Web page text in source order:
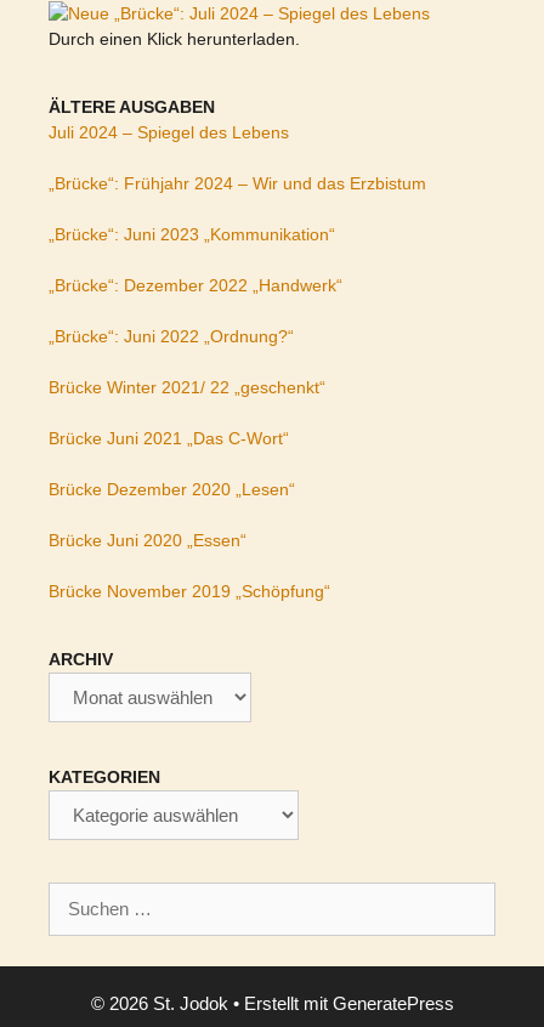
Durch einen Klick herunterladen.
ÄLTERE AUSGABEN
Juli 2024 – Spiegel des Lebens
„Brücke“: Frühjahr 2024 – Wir und das Erzbistum
„Brücke“: Juni 2023 „Kommunikation“
„Brücke“: Dezember 2022 „Handwerk“
„Brücke“: Juni 2022 „Ordnung?“
Brücke Winter 2021/ 22 „geschenkt“
Brücke Juni 2021 „Das C-Wort“
Brücke Dezember 2020 „Lesen“
Brücke Juni 2020 „Essen“
Brücke November 2019 „Schöpfung“
ARCHIV
KATEGORIEN
nach:
© 2026 St. Jodok • Erstellt mit GeneratePress